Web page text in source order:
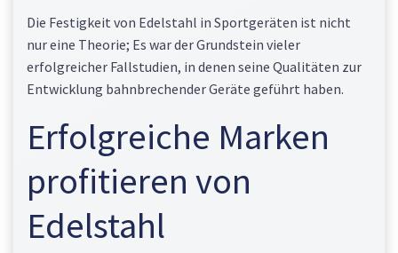
Die Festigkeit von Edelstahl in Sportgeräten ist nicht
nur eine Theorie; Es war der Grundstein vieler
erfolgreicher Fallstudien, in denen seine Qualitäten zur
Entwicklung bahnbrechender Geräte geführt haben.
Erfolgreiche Marken
profitieren von
Edelstahl